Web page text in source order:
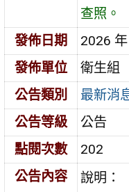
查照。
發佈日期
2026
發佈單位
衛生組
公告類別
最新消
公告等級
公告
點閱次數
202
公告內容
說明：